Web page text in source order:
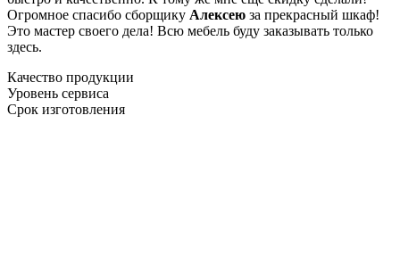
Огромное спасибо сборщику Алексею за прекрасный шкаф!
Это мастер своего дела! Всю мебель буду заказывать только
здесь.
Качество продукции
Уровень сервиса
Срок изготовления